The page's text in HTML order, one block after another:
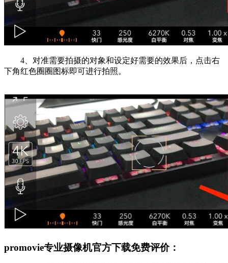
4、对准需要拍摄的对象和设定好需要的效果后，点击右
下角红色圈圈图标即可进行拍照。
promovie专业摄像机官方下载免费评价：